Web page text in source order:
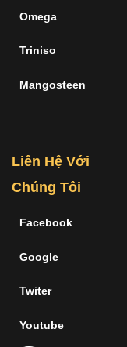
Omega
Triniso
Mangosteen
Liên Hệ Với
Chúng Tôi
Facebook
Google
Twiter
Youtube